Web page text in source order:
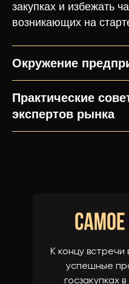
закупках и избежать
возникающих на
Окружение
Практические
экспертов рынка
К концу встречи
успешные
госзакупках